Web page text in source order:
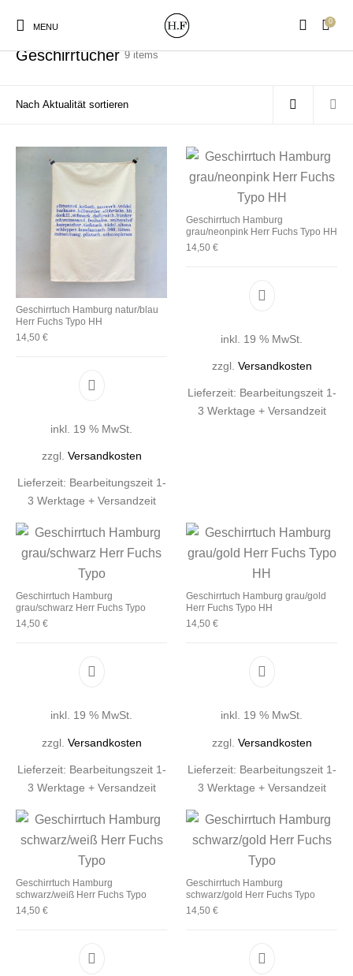
MENU
0
Wandteller Geschirrtücher
Gutscheine Kissen Magneten
Print:
Strudia-Kampfkunst
Start / Geschirrtücher
Geschirrtücher9 items
Geschirrtuch Hamburg natur/blau
Herr Fuchs Typo HH
14,50 €
inkl. 19 % MwSt.
zzgl. Versandkosten
Lieferzeit: Bearbeitungszeit 1-
3 Werktage + Versandzeit
Geschirrtuch Hamburg
grau/neonpink Herr Fuchs Typo HH
14,50 €
inkl. 19 % MwSt.
zzgl. Versandkosten
Lieferzeit: Bearbeitungszeit 1-
3 Werktage + Versandzeit
Geschirrtuch Hamburg
grau/schwarz Herr Fuchs Typo
14,50 €
inkl. 19 % MwSt.
zzgl. Versandkosten
Lieferzeit: Bearbeitungszeit 1-
3 Werktage + Versandzeit
Geschirrtuch Hamburg grau/gold
Herr Fuchs Typo HH
14,50 €
inkl. 19 % MwSt.
zzgl. Versandkosten
Lieferzeit: Bearbeitungszeit 1-
3 Werktage + Versandzeit
Geschirrtuch Hamburg
schwarz/weiß Herr Fuchs Typo
14,50 €
Geschirrtuch Hamburg
schwarz/gold Herr Fuchs Typo
14,50 €